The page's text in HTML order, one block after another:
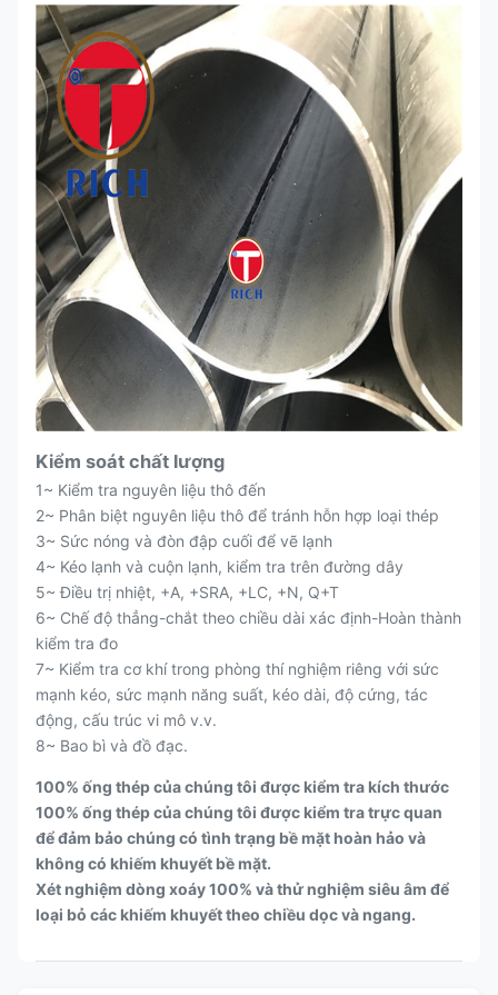
Kiểm soát chất lượng
1~ Kiểm tra nguyên liệu thô đến
2~ Phân biệt nguyên liệu thô để tránh hỗn hợp loại thép
3~ Sức nóng và đòn đập cuối để vẽ lạnh
4~ Kéo lạnh và cuộn lạnh, kiểm tra trên đường dây
5~ Điều trị nhiệt, +A, +SRA, +LC, +N, Q+T
6~ Chế độ thẳng-chắt theo chiều dài xác định-Hoàn thành
kiểm tra đo
7~ Kiểm tra cơ khí trong phòng thí nghiệm riêng với sức
mạnh kéo, sức mạnh năng suất, kéo dài, độ cứng, tác
động, cấu trúc vi mô v.v.
8~ Bao bì và đồ đạc.
100% ống thép của chúng tôi được kiểm tra kích thước
100% ống thép của chúng tôi được kiểm tra trực quan
để đảm bảo chúng có tình trạng bề mặt hoàn hảo và
không có khiếm khuyết bề mặt.
Xét nghiệm dòng xoáy 100% và thử nghiệm siêu âm để
loại bỏ các khiếm khuyết theo chiều dọc và ngang.